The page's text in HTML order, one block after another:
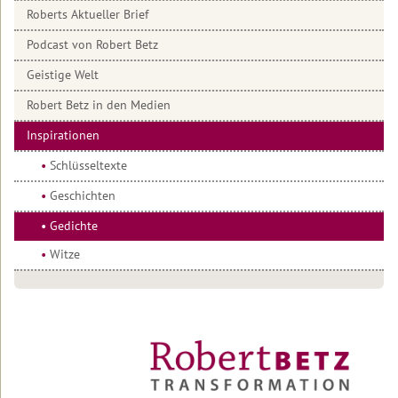
Welt
2022
2021
2020
2019
2018
Archiv
Interviews
zum
Anhören
Interviews
zum
Lesen
Artikel
über
Robert
Betz
von
Einleitung
Schlüsseltexte
Geschichten
Gedichte
Tibetisches
Mantra
hast
du
Selbstverantwortung
Verschenke
Roberts Aktueller Brief
Podcast von Robert Betz
Geistige Welt
Robert Betz in den Medien
Inspirationen
Schlüsseltexte
Geschichten
Gedichte
Witze